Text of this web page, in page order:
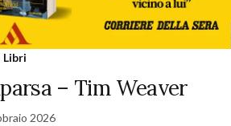
Libri
– Tim Weaver
2026